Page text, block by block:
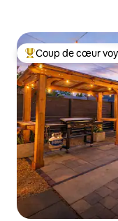
Coup de cœur
Coup de cœur